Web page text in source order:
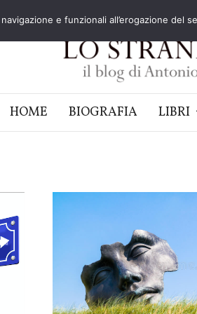
HOME BIOGRAFIA LIBRI
e funzionali all’erogazione del